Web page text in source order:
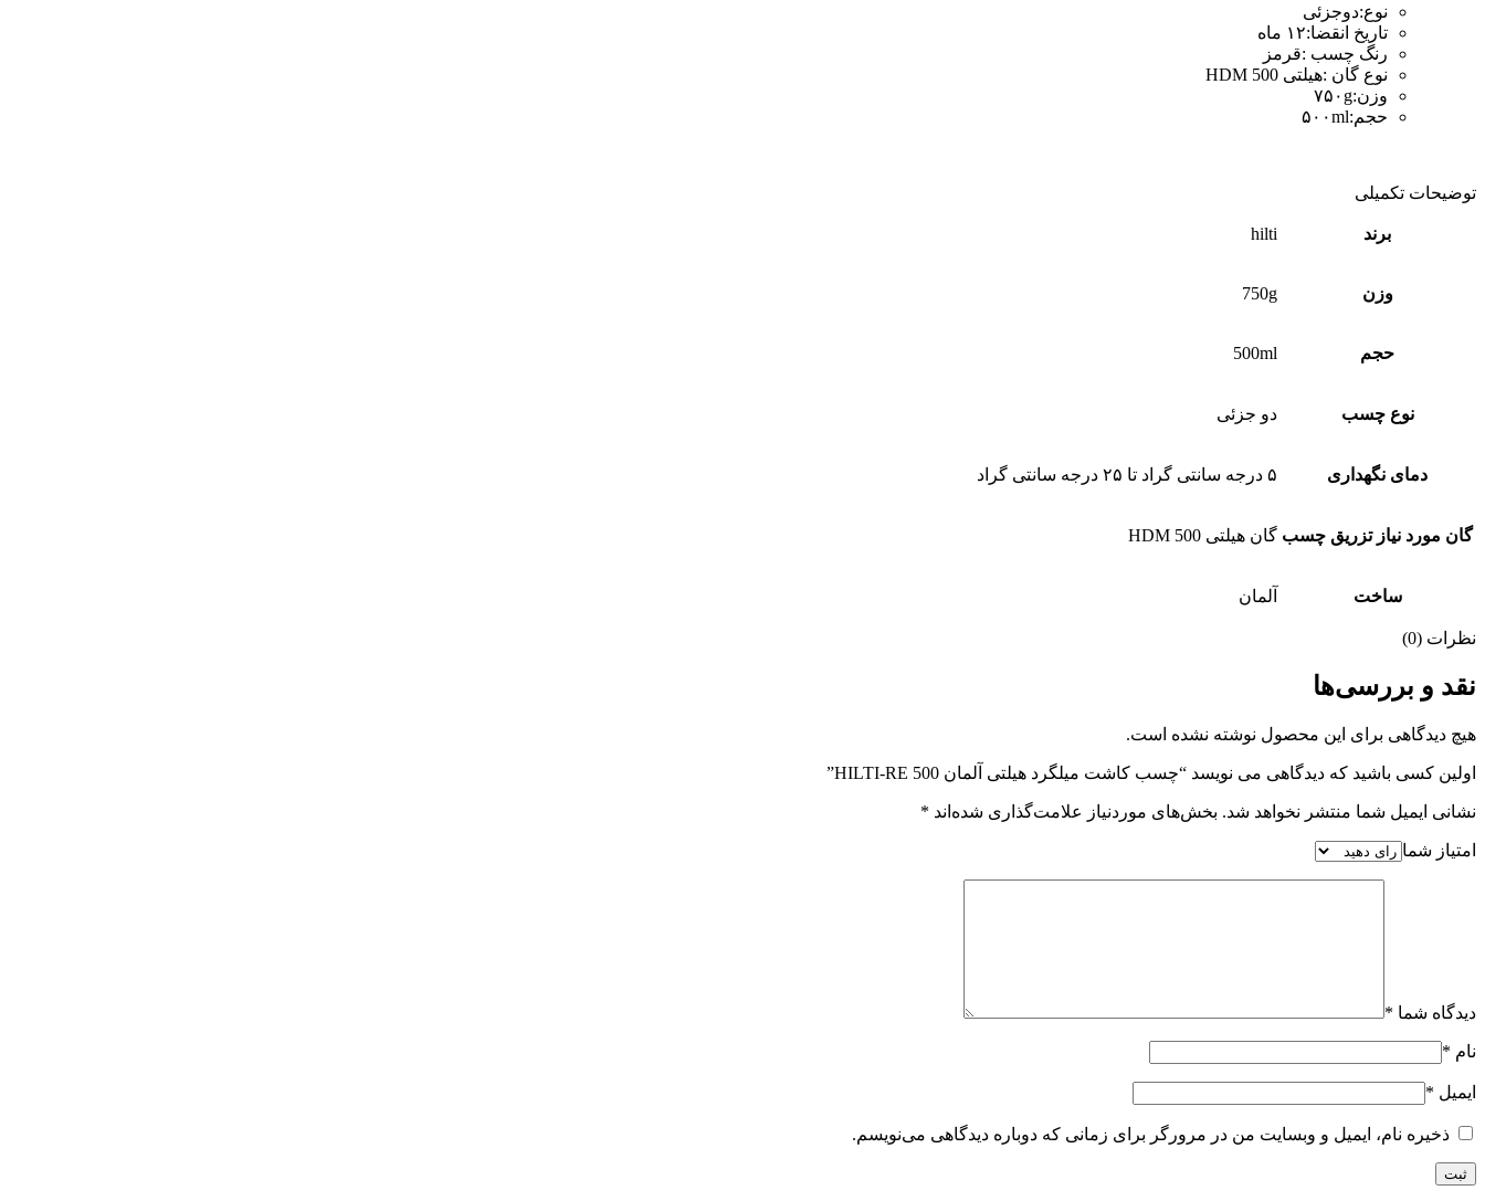
نوع:دوجزئی
تاریخ انقضا:۱۲ ماه
رنگ چسب :قرمز
نوع گان :هیلتی HDM 500
وزن:۷۵۰g
حجم:۵۰۰ml
توضیحات تکمیلی
برند hilti
وزن 750g
حجم 500ml
نوع چسب دو جزئی
دمای نگهداری ۵ درجه سانتی گراد تا ۲۵ درجه سانتی گراد
گان مورد نیاز تزریق چسب گان هیلتی HDM 500
ساخت آلمان
نظرات (0)
نقد و بررسی‌ها
هیچ دیدگاهی برای این محصول نوشته نشده است.
اولین کسی باشید که دیدگاهی می نویسد “چسب کاشت میلگرد هیلتی آلمان HILTI-RE 500”
نشانی ایمیل شما منتشر نخواهد شد. بخش‌های موردنیاز علامت‌گذاری شده‌اند *
امتیاز شما
دیدگاه شما *
نام *
ایمیل *
ذخیره نام، ایمیل و وبسایت من در مرورگر برای زمانی که دوباره دیدگاهی می‌نویسم.